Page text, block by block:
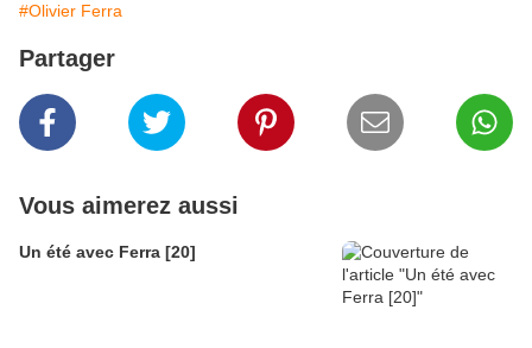
#Olivier Ferra
Partager
Vous aimerez aussi
Un été avec Ferra [20]